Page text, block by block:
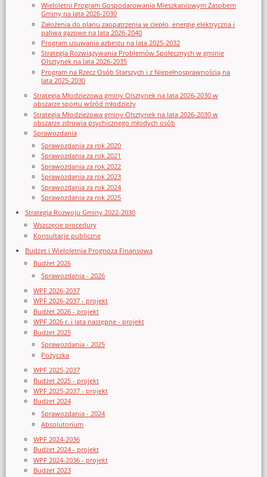
Wieloletni Program Gospodarowania Mieszkaniowym Zasobem
Gminy na lata 2026-2030
Założenia do planu zaopatrzenia w ciepło, energię elektryczna i
paliwa gazowe na lata 2026-2040
Program usuwania azbestu na lata 2025-2032
Strategia Rozwiązywania Problemów Społecznych w gminie
Olsztynek na lata 2026-2035
Program na Rzecz Osób Starszych i z Niepełnosprawnością na
lata 2025-2030
Strategia Młodzieżowa gminy Olsztynek na lata 2026-2030 w
obszarze sportu wśród młodzieży
Strategia Młodzieżowa gminy Olsztynek na lata 2026-2030 w
obszarze zdrowia psychicznego młodych osób
Sprawozdania
Sprawozdania za rok 2020
Sprawozdania za rok 2021
Sprawozdania za rok 2022
Sprawozdania za rok 2023
Sprawozdania za rok 2024
Sprawozdania za rok 2025
Strategia Rozwoju Gminy 2022-2030
Wszczęcie procedury
Konsultacje publiczne
Budżet i Wieloletnia Prognoza Finansowa
Budżet 2026
Sprawozdania - 2026
WPF 2026-2037
WPF 2026-2037 - projekt
Budżet 2026 - projekt
WPF 2026 r. i lata następne - projekt
Budżet 2025
Sprawozdania - 2025
Pożyczka
WPF 2025-2037
Budżet 2025 - projekt
WPF 2025-2037 - projekt
Budżet 2024
Sprawozdania - 2024
Absolutorium
WPF 2024-2036
Budżet 2024 - projekt
WPF 2024-2036 - projekt
Budżet 2023